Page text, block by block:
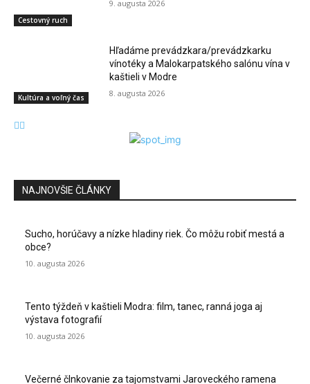
Cestovný ruch
9. augusta 2026
Kultúra a voľný čas
Hľadáme prevádzkara/prevádzkarku
vínotéky a Malokarpatského salónu vína v
kaštieli v Modre
8. augusta 2026
NAJNOVŠIE ČLÁNKY
Sucho, horúčavy a nízke hladiny riek. Čo môžu robiť mestá a
obce?
10. augusta 2026
Tento týždeň v kaštieli Modra: film, tanec, ranná joga aj
výstava fotografií
10. augusta 2026
Večerné člnkovanie za tajomstvami Jaroveckého ramena